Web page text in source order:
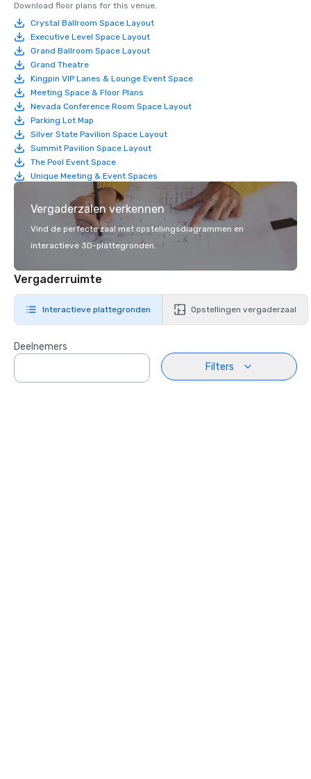
Download floor plans for this venue.
Crystal Ballroom Space Layout
Executive Level Space Layout
Grand Ballroom Space Layout
Grand Theatre
Kingpin VIP Lanes & Lounge Event Space
Meeting Space & Floor Plans
Nevada Conference Room Space Layout
Parking Lot Map
Silver State Pavilion Space Layout
Summit Pavilion Space Layout
The Pool Event Space
Unique Meeting & Event Spaces
Vergaderzalen verkennen
Vind de perfecte zaal met opstellingsdiagrammen en
interactieve 3D-plattegronden.
Vergaderruimte
Interactieve plattegronden Opstellingen vergaderzaal
Deelnemers
Filters